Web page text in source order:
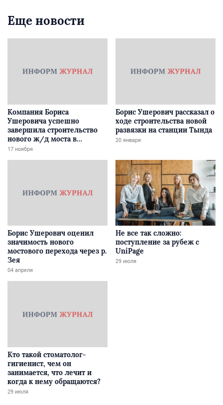
Еще новости
Компания Бориса
Ушеровича успешно
завершила строительство
нового ж/д моста в
Забайкалье
17 ноября
Борис Ушерович рассказал о
ходе строительства новой
развязки на станции Тында
20 января
Борис Ушерович оценил
значимость нового
мостового перехода через р.
Зея
04 апреля
Не все так сложно:
поступление за рубеж с
UniPage
29 июля
Кто такой стоматолог-
гигиенист, чем он
занимается, что лечит и
когда к нему обращаются?
29 июля